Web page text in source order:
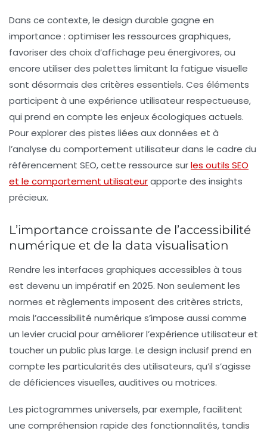
Dans ce contexte, le design durable gagne en
importance : optimiser les ressources graphiques,
favoriser des choix d’affichage peu énergivores, ou
encore utiliser des palettes limitant la fatigue visuelle
sont désormais des critères essentiels. Ces éléments
participent à une expérience utilisateur respectueuse,
qui prend en compte les enjeux écologiques actuels.
Pour explorer des pistes liées aux données et à
l’analyse du comportement utilisateur dans le cadre du
référencement SEO, cette ressource surles outils SEO
et le comportement utilisateurapporte des insights
précieux.
L’importance croissante de l’accessibilité
numérique et de la data visualisation
Rendre les interfaces graphiques accessibles à tous
est devenu un impératif en 2025. Non seulement les
normes et règlements imposent des critères stricts,
mais l’accessibilité numérique s’impose aussi comme
un levier crucial pour améliorer l’expérience utilisateur et
toucher un public plus large. Le design inclusif prend en
compte les particularités des utilisateurs, qu’il s’agisse
de déficiences visuelles, auditives ou motrices.
Les pictogrammes universels, par exemple, facilitent
une compréhension rapide des fonctionnalités, tandis